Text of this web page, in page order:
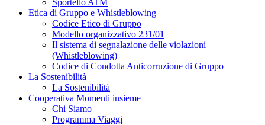
Sportello ATM
Etica di Gruppo e Whistleblowing
Codice Etico di Gruppo
Modello organizzativo 231/01
Il sistema di segnalazione delle violazioni
(Whistleblowing)
Codice di Condotta Anticorruzione di Gruppo
La Sostenibilità
La Sostenibilità
Cooperativa Momenti insieme
Chi Siamo
Programma Viaggi